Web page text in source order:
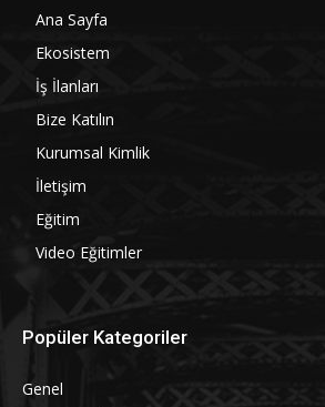
Ana Sayfa
Ekosistem
İş İlanları
Bize Katılın
Kurumsal Kimlik
İletişim
Eğitim
Video Eğitimler
Popüler Kategoriler
Genel